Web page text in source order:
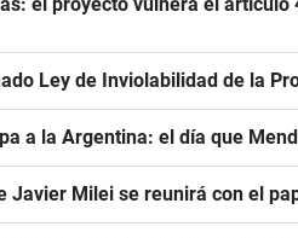
Ley de Inviolabilidad de la
a la Argentina: el día que
Javier Milei se reunirá con el